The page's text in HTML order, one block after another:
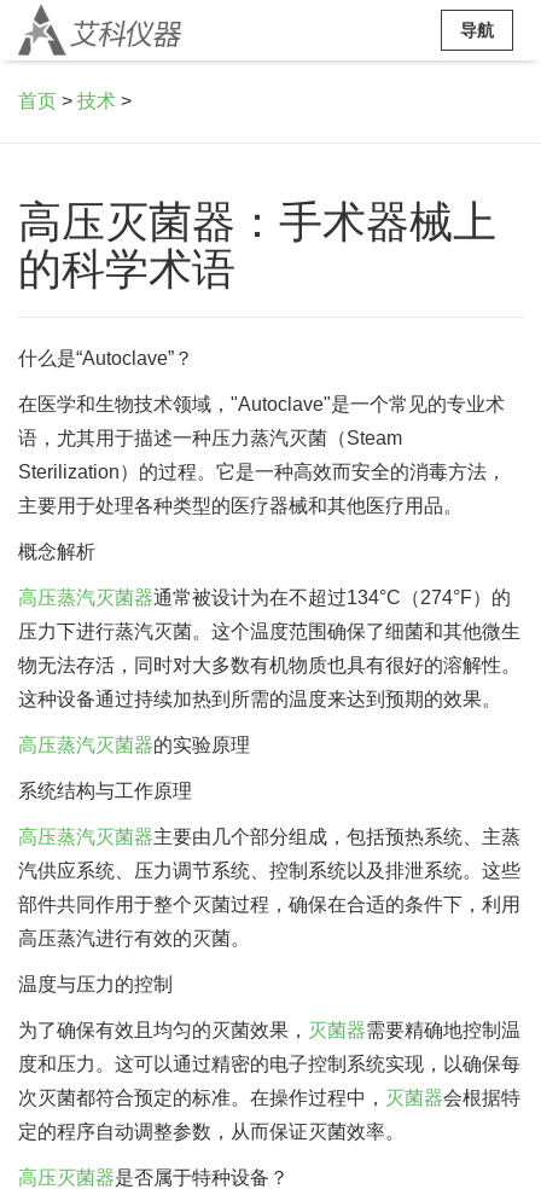
导航
首页 > 技术 >
高压灭菌器：手术器械上
的科学术语
什么是“Autoclave”？
在医学和生物技术领域，"Autoclave"是一个常见的专业术
语，尤其用于描述一种压力蒸汽灭菌（Steam
Sterilization）的过程。它是一种高效而安全的消毒方法，
主要用于处理各种类型的医疗器械和其他医疗用品。
概念解析
高压蒸汽灭菌器通常被设计为在不超过134°C（274°F）的
压力下进行蒸汽灭菌。这个温度范围确保了细菌和其他微生
物无法存活，同时对大多数有机物质也具有很好的溶解性。
这种设备通过持续加热到所需的温度来达到预期的效果。
高压蒸汽灭菌器的实验原理
系统结构与工作原理
高压蒸汽灭菌器主要由几个部分组成，包括预热系统、主蒸
汽供应系统、压力调节系统、控制系统以及排泄系统。这些
部件共同作用于整个灭菌过程，确保在合适的条件下，利用
高压蒸汽进行有效的灭菌。
温度与压力的控制
为了确保有效且均匀的灭菌效果， 灭菌器需要精确地控制温
度和压力。这可以通过精密的电子控制系统实现，以确保每
次灭菌都符合预定的标准。在操作过程中， 灭菌器会根据特
定的程序自动调整参数，从而保证灭菌效率。
高压灭菌器是否属于特种设备？